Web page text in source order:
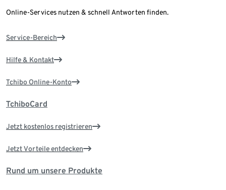
Online-Services nutzen & schnell Antworten finden.
Service-Bereich
Hilfe & Kontakt
Tchibo Online-Konto
TchiboCard
Jetzt kostenlos registrieren
Jetzt Vorteile entdecken
Rund um unsere Produkte